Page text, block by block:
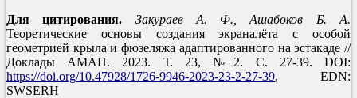
Для цитирования.
Закураев А. Ф.,
Ашабоков Б. А.
Теоретические основы создания экраналёта с особой
геометрией крыла и фюзеляжа адаптированного на эстакаде //
Доклады АМАН. 2023. Т. 23, №2. С. 27-39. DOI:
https://doi.org/10.47928/1726-9946-2023-23-2-27-39, EDN:
SWSERH